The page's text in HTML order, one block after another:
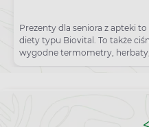
Prezenty dla seniora z apteki
diety typu Biovital. To także
wygodne termometry,
pielęgnacyjne.